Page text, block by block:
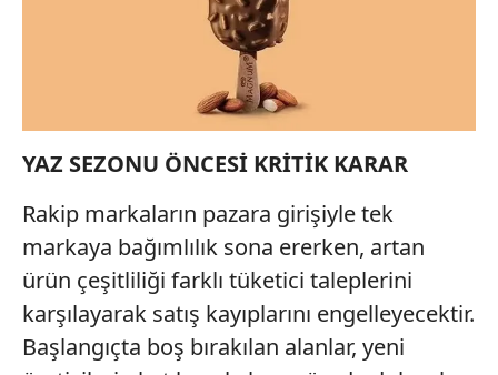
YAZ SEZONU ÖNCESİ KRİTİK KARAR
Rakip markaların pazara girişiyle tek
markaya bağımlılık sona ererken, artan
ürün çeşitliliği farklı tüketici taleplerini
karşılayarak satış kayıplarını engelleyecektir.
Başlangıçta boş bırakılan alanlar, yeni